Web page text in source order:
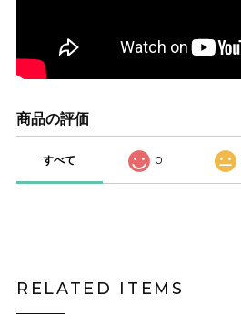
商品の評価
すべて 0
RELATED ITEMS